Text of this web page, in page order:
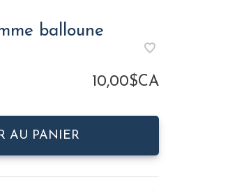
balloune
10,00$CA
AU PANIER